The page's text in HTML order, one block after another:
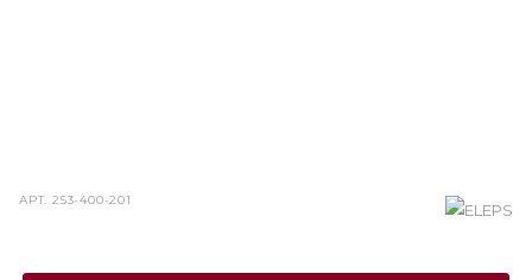
АРТ.253-400-201